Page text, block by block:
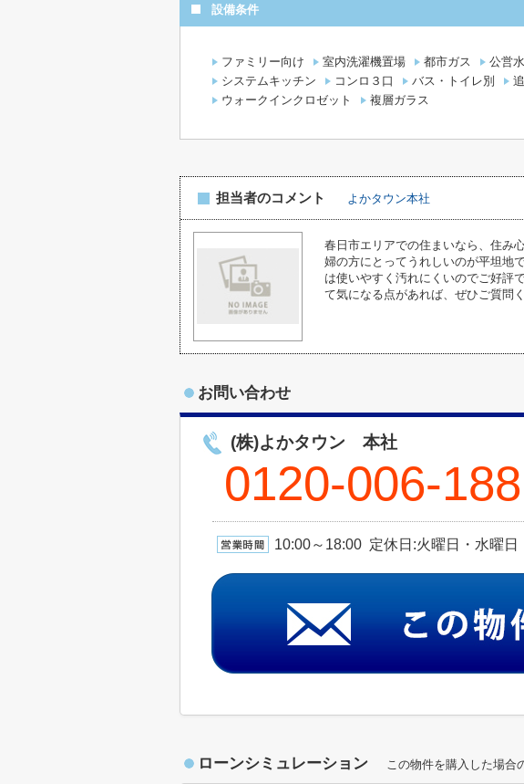
設備条件
ファミリー向け 室内洗濯機置場 都市ガス 公営
システムキッチン
コンロ３口 バス・トイレ別
ウォークインクロゼット
複層ガラス
担当者のコメント よかタウン本社
春日市エリアでの住まいなら、住み
婦の方にとってうれしいのが平坦地
は使いやすく汚れにくいのでご好評
て気になる点があれば、ぜひご質問
お問い合わせ
(株)よかタウン 本社
0120-006-188
10:00～18:00 定休日:火曜日・水曜日
ローンシミュレーション この物件を購入した場合